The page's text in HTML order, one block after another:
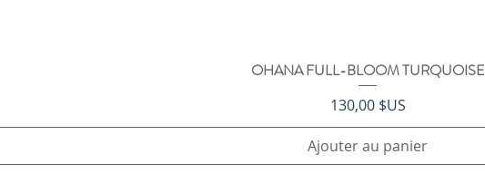
Aperçu rapide
OHANA FULL-BLOOM TURQUOISE
Prix
130,00 $US
Ajouter au panier